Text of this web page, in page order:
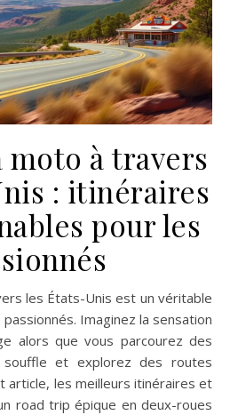
moto à travers
: itinéraires
pour les
Imaginez la sensation
alors que vous parcourez des
et explorez des routes
article, les meilleurs itinéraires et
road trip épique en deux-roues